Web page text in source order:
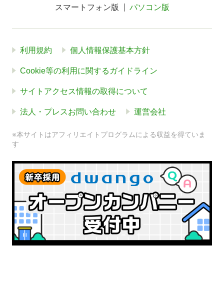
スマートフォン版 パソコン版
利用規約 個人情報保護基本方針
Cookie等の利用に関するガイドライン
サイトアクセス情報の取得について
法人・プレスお問い合わせ 運営会社
※本サイトはアフィリエイトプログラムによる収益を得ていま
す